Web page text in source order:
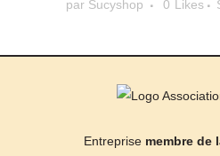
par Sucyshop 0 Likes
Entreprise membre de